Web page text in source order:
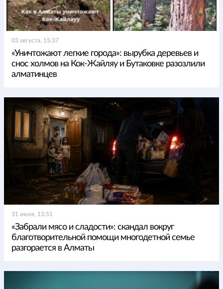
03 августа, 15:37
«Уничтожают легкие города»: вырубка деревьев и
снос холмов на Кок-Жайляу и Бутаковке разозлили
алматинцев
31 июля, 13:51
«Забрали мясо и сладости»: скандал вокруг
благотворительной помощи многодетной семье
разгорается в Алматы